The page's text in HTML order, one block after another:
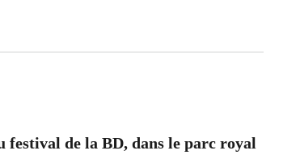
festival de la BD, dans le parc royal